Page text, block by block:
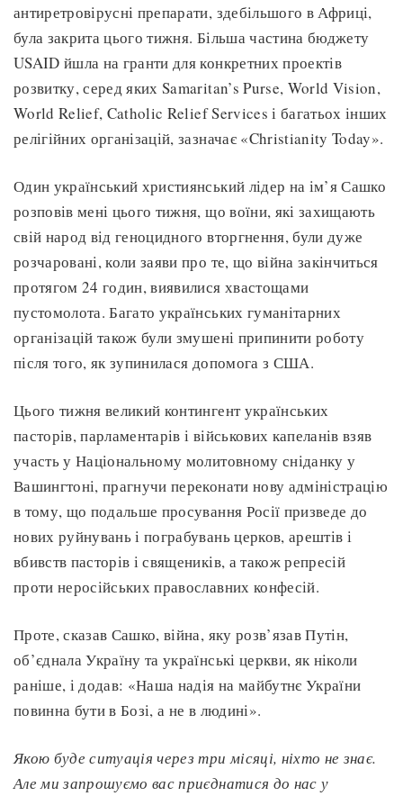
антиретровірусні препарати, здебільшого в Африці,
була закрита цього тижня. Більша частина бюджету
USAID йшла на гранти для конкретних проектів
розвитку, серед яких Samaritan’s Purse, World Vision,
World Relief, Catholic Relief Services і багатьох інших
релігійних організацій, зазначає «Christianity Today».
Один український християнський лідер на ім’я Сашко
розповів мені цього тижня, що воїни, які захищають
свій народ від геноцидного вторгнення, були дуже
розчаровані, коли заяви про те, що війна закінчиться
протягом 24 годин, виявилися хвастощами
пустомолота. Багато українських гуманітарних
організацій також були змушені припинити роботу
після того, як зупинилася допомога з США.
Цього тижня великий контингент українських
пасторів, парламентарів і військових капеланів взяв
участь у Національному молитовному сніданку у
Вашингтоні, прагнучи переконати нову адміністрацію
в тому, що подальше просування Росії призведе до
нових руйнувань і пограбувань церков, арештів і
вбивств пасторів і священиків, а також репресій
проти неросійських православних конфесій.
Проте, сказав Сашко, війна, яку розв’язав Путін,
об’єднала Україну та українські церкви, як ніколи
раніше, і додав: «Наша надія на майбутнє України
повинна бути в Бозі, а не в людині».
Якою буде ситуація через три місяці, ніхто не знає.
Але ми запрошуємо вас приєднатися до нас у